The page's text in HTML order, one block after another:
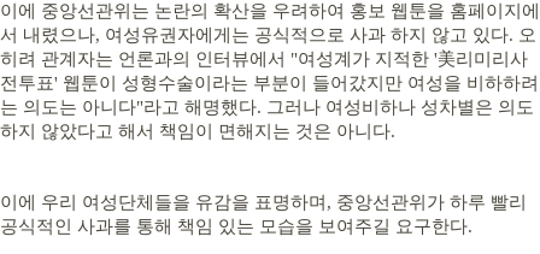
이에 중앙선관위는 논란의 확산을 우려하여 홍보 웹툰을 홈페이지에
서 내렸으나, 여성유권자에게는 공식적으로 사과 하지 않고 있다. 오
히려 관계자는 언론과의 인터뷰에서 "여성계가 지적한 '美리미리사
전투표' 웹툰이 성형수술이라는 부분이 들어갔지만 여성을 비하하려
는 의도는 아니다"라고 해명했다. 그러나 여성비하나 성차별은 의도
하지 않았다고 해서 책임이 면해지는 것은 아니다.
이에 우리 여성단체들을 유감을 표명하며, 중앙선관위가 하루 빨리
공식적인 사과를 통해 책임 있는 모습을 보여주길 요구한다.